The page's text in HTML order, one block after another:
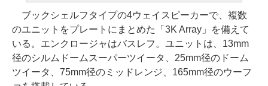
ブックシェルフタイプの4ウェイスピーカーで、複数
のユニットをプレートにまとめた「3K Array」を備えて
いる。エンクロージャはバスレフ。ユニットは、13mm
径のシルムドームスーパーツイータ、25mm径のドーム
ツイータ、75mm径のミッドレンジ、165mm径のウーフ